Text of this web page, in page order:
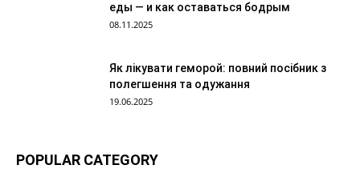
еды — и как оставаться бодрым
08.11.2025
Як лікувати геморой: повний посібник з
полегшення та одужання
19.06.2025
POPULAR CATEGORY